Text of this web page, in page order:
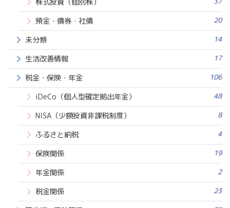
預金・債券・社債 20
未分類 14
生活改善情報 17
税金・保険・年金 106
iDeCo（個人型確定拠出年金） 48
NISA（少額投資非課税制度） 8
ふるさと納税 4
保険関係 19
年金関係 2
税金関係 23